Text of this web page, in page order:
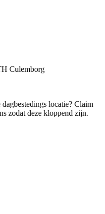
Culemborg
locatie? Claim
zodat deze kloppend zijn.